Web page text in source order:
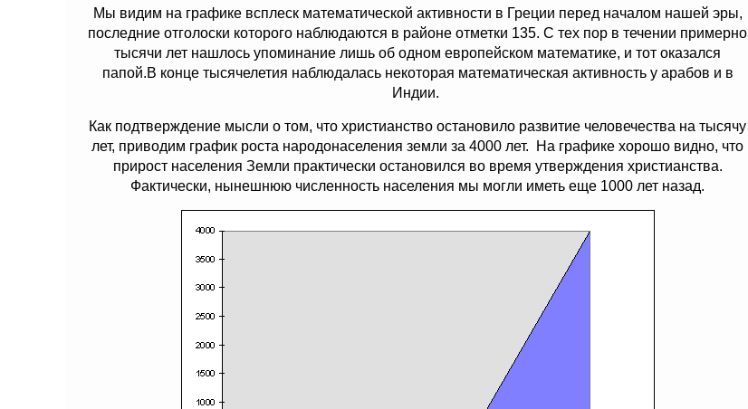
Мы видим на графике всплеск математической активности в Греции перед началом нашей эры,
последние отголоски которого наблюдаются в районе отметки 135. С тех пор в течении примерно
тысячи лет нашлось упоминание лишь об одном европейском математике, и тот оказался
папой.В конце тысячелетия наблюдалась некоторая математическая активность у арабов и в
Индии.
Как подтверждение мысли о том, что христианство остановило развитие человечества на тысячу
лет, приводим график роста народонаселения земли за 4000 лет. На графике хорошо видно, что
прирост населения Земли практически остановился во время утверждения христианства.
Фактически, нынешнюю численность населения мы могли иметь еще 1000 лет назад.